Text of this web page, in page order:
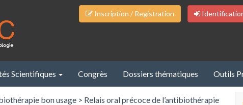
Inscription / Registration
Scientifiques Congrès Dossiers thématiques Outils
bon usage > Relais oral précoce de l’antibiothérapie